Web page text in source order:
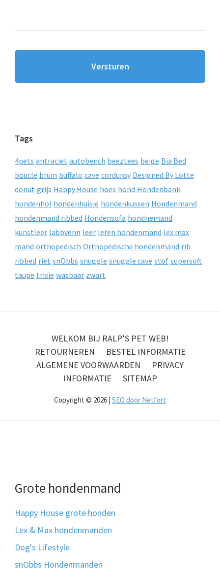
Tags
4pets antraciet autobench beeztees beige Bia Bed
boucle bruin buffalo cave corduroy Designed By Lotte
donut grijs Happy House hoes hond Hondenbank
hondenhol hondenhuisje hondenkussen Hondenmand
hondenmand ribbed Hondensofa hondnemand
kunstleer labbvenn leer leren hondenmand lex max
mand orthopedisch Orthopedische hondenmand rib
ribbed riet snObbs snuggle snuggle cave stof supersoft
taupe trixie wasbaar zwart
WELKOM BIJ RALP’S PET WEB!
RETOURNEREN
BESTEL INFORMATIE
ALGEMENE VOORWAARDEN
PRIVACY
INFORMATIE
SITEMAP
Copyright © 2026 | SEO door Netfort
Grote hondenmand
Happy House grote honden
Lex & Max hondenmanden
Dog's Lifestyle
snObbs Hondenmanden